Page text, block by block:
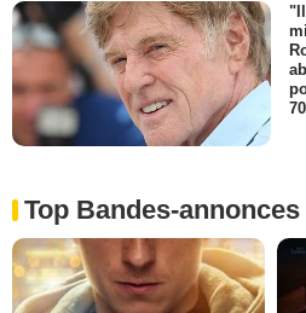
70
Top Bandes-annonces